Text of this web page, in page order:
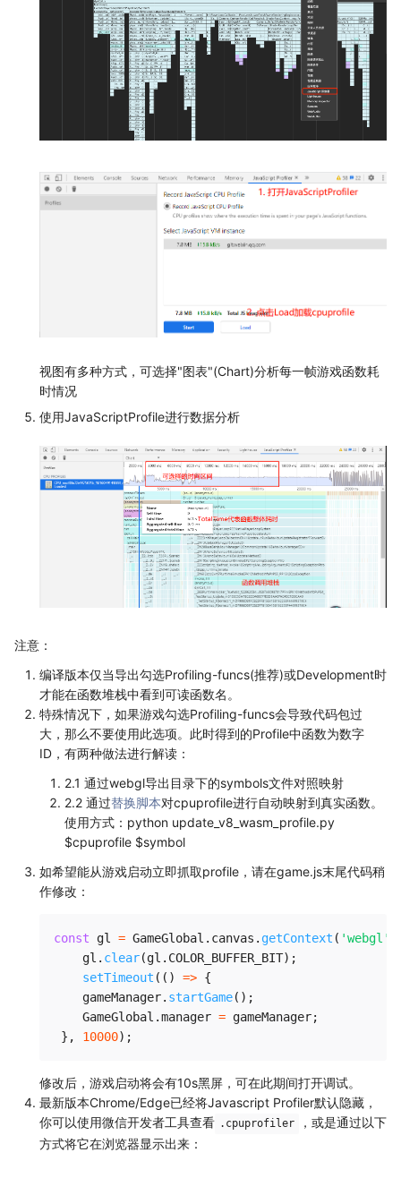
视图有多种方式，可选择"图表"(Chart)分析每一帧游戏函数耗
时情况
使用JavaScriptProfile进行数据分析
注意：
编译版本仅当导出勾选Profiling-funcs(推荐)或Development时
才能在函数堆栈中看到可读函数名。
特殊情况下，如果游戏勾选Profiling-funcs会导致代码包过
大，那么不要使用此选项。此时得到的Profile中函数为数字
ID，有两种做法进行解读：
2.1 通过webgl导出目录下的symbols文件对照映射
2.2 通过替换脚本对cpuprofile进行自动映射到真实函数。
使用方式：python update_v8_wasm_profile.py
$cpuprofile $symbol
如希望能从游戏启动立即抓取profile，请在game.js末尾代码稍
作修改：
const gl = GameGlobal . canvas . getContext ( 'webgl'
    gl
. clear(gl . COLOR_BUFFER_BIT) ;
setTimeout ( ( ) => {
    gameManager
. startGame( ) ;
    GameGlobal
.manager = gameManager;
} , 10000) ;
修改后，游戏启动将会有10s黑屏，可在此期间打开调试。
最新版本Chrome/Edge已经将Javascript Profiler默认隐藏，
你可以使用微信开发者工具查看 .cpuprofiler
，或是通过以下
方式将它在浏览器显示出来：